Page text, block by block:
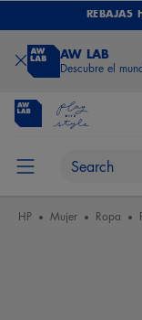
REBAJAS
AW LAB
Descubre el
HP Mujer Ropa